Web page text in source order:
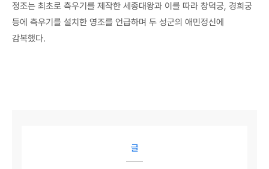
정조는 최초로 측우기를 제작한 세종대왕과 이를 따라 창덕궁, 경희궁
등에 측우기를 설치한 영조를 언급하며 두 성군의 애민정신에
감복했다.
글